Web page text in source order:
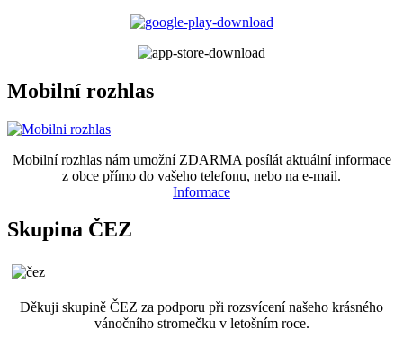
Mobilní rozhlas
Mobilní rozhlas nám umožní ZDARMA posílát aktuální informace
z obce přímo do vašeho telefonu, nebo na e-mail.
Informace
Skupina ČEZ
Děkuji skupině ČEZ za podporu při rozsvícení našeho krásného
vánočního stromečku v letošním roce.